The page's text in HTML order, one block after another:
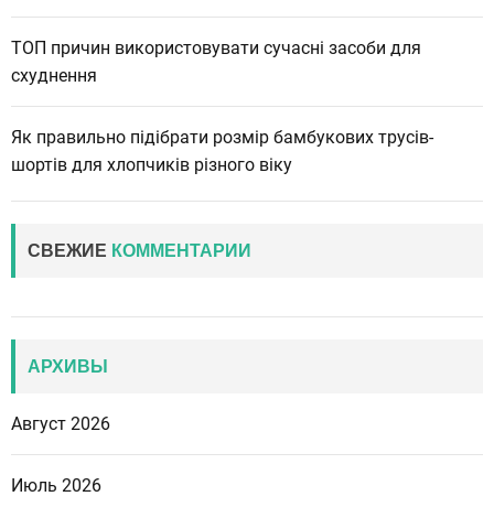
ТОП причин використовувати сучасні засоби для
схуднення
Як правильно підібрати розмір бамбукових трусів-
шортів для хлопчиків різного віку
СВЕЖИЕ КОММЕНТАРИИ
АРХИВЫ
Август 2026
Июль 2026